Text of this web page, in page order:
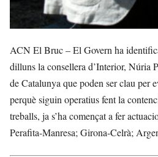
ACN El Bruc – El Govern ha
dilluns la consellera d’Interior, Núria
de Catalunya que poden ser clau per
perquè siguin operatius fent la
treballs, ja s’ha començat a fer
Perafita-Manresa; Girona-Celrà;